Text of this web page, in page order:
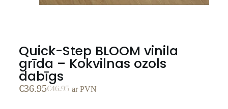
Quick-Step BLOOM vinila
grīda – Kokvilnas ozols
dabīgs
€46.95
€36.95 ar PVN